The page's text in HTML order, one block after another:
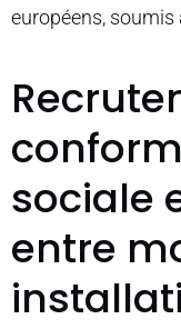
européens,
sociale
entre